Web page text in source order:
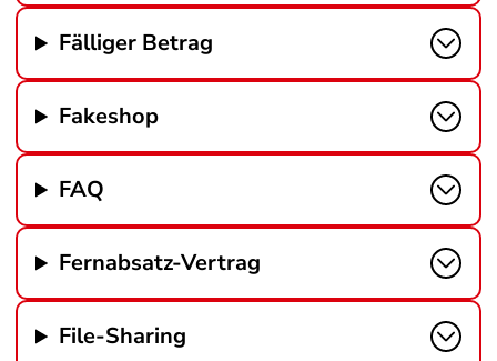
Fälliger Betrag
Fakeshop
FAQ
Fernabsatz-Vertrag
File-Sharing